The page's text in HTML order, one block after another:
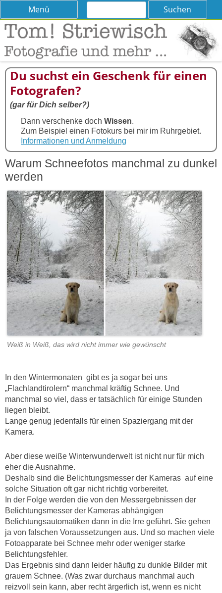
Tom! Striewisch – Fotografieren
lernen
Tipps und Tricks und Meinungen zur Fotografie
Menü
Skip
content
Suchen
Du suchst ein Geschenk für einen
Fotografen?
(gar für Dich selber?)
Dann verschenke doch Wissen.
Zum Beispiel einen Fotokurs bei mir im Ruhrgebiet.
Informationen und Anmeldung
Warum Schneefotos manchmal zu dunkel
werden
Weiß in Weiß, das wird nicht immer wie gewünscht
In den Wintermonaten gibt es ja sogar bei uns
„Flachlandtirolern“ manchmal kräftig Schnee. Und
manchmal so viel, dass er tatsächlich für einige Stunden
liegen bleibt.
Lange genug jedenfalls für einen Spaziergang mit der
Kamera.
Aber diese weiße Winterwunderwelt ist nicht nur für mich
eher die Ausnahme.
Deshalb sind die Belichtungsmesser der Kameras auf eine
solche Situation oft gar nicht richtig vorbereitet.
In der Folge werden die von den Messergebnissen der
Belichtungsmesser der Kameras abhängigen
Belichtungsautomatiken dann in die Irre geführt. Sie gehen
ja von falschen Voraussetzungen aus. Und so machen viele
Fotoapparate bei Schnee mehr oder weniger starke
Belichtungsfehler.
Das Ergebnis sind dann leider häufig zu dunkle Bilder mit
grauem Schnee. (Was zwar durchaus manchmal auch
reizvoll sein kann, aber recht ärgerlich ist, wenn es nicht